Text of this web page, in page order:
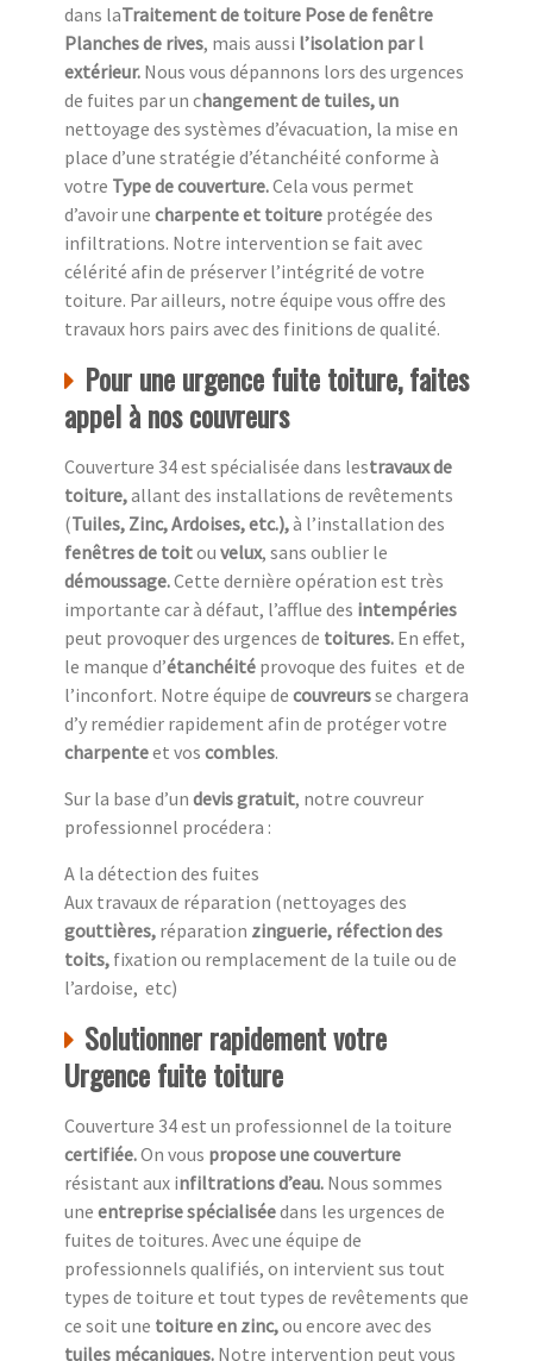
dans laTraitement de toiture Pose de fenêtre
Planches de rives, mais aussi l’isolation par l
extérieur. Nous vous dépannons lors des urgences
de fuites par un changement de tuiles, un
nettoyage des systèmes d’évacuation, la mise en
place d’une stratégie d’étanchéité conforme à
votre Type de couverture.Cela vous permet
d’avoir une charpente et toiture protégée des
infiltrations. Notre intervention se fait avec
célérité afin de préserver l’intégrité de votre
toiture. Par ailleurs, notre équipe vous offre des
travaux hors pairs avec des finitions de qualité.
Pour une urgence fuite toiture, faites
appel à nos couvreurs
Couverture 34 est spécialisée dans lestravaux de
toiture,allant des installations de revêtements
(Tuiles, Zinc, Ardoises, etc.),à l’installation des
fenêtres de toitou velux, sans oublier le
démoussage.Cette dernière opération est très
importante car à défaut, l’afflue des intempéries
peut provoquer des urgences de toitures. En effet,
le manque d’étanchéité provoque des fuites et de
l’inconfort. Notre équipe de couvreursse chargera
d’y remédier rapidement afin de protéger votre
charpenteet vos combles.
Sur la base d’un devis gratuit, notre couvreur
professionnel procédera :
A la détection des fuites
Aux travaux de réparation (nettoyages des
gouttières, réparation zinguerie, réfection des
toits, fixation ou remplacement de la tuile ou de
l’ardoise, etc)
Solutionner rapidement votre
Urgence fuite toiture
Couverture 34 est un professionnel de la toiture
certifiée.On vous propose une couverture
résistant aux infiltrations d’eau. Nous sommes
une entreprise spécialiséedans les urgences de
fuites de toitures. Avec une équipe de
professionnels qualifiés, on intervient sus tout
types de toiture et tout types de revêtements que
ce soit une toiture en zinc,ou encore avec des
tuiles mécaniques. Notre intervention peut vous